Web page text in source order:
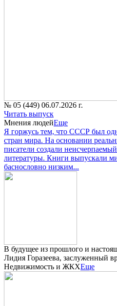
№ 05 (449) 06.07.2026 г.
Читать выпуск
Мнения людейЕще
Я горжусь тем, что СССР был
стран мира. На основании
писатели создали
литературы. Книги выпускали
баснословно низким...
В будущее из прошлого и
Лидия Горазеева, заслуженный
Недвижимость и ЖКХЕще